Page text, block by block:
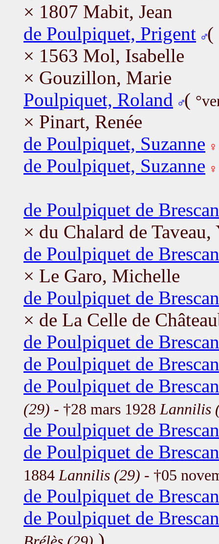
× 1807 Mabit, Jean
de Poulpiquet, Prigent (
× 1563 Mol, Isabelle
× Gouzillon, Marie
Poulpiquet, Roland
(
× Pinart, Renée
de Poulpiquet, Suzanne
de Poulpiquet, Suzanne
de Poulpiquet de
× du Chalard de Taveau,
de Poulpiquet de
× Le Garo, Michelle
de Poulpiquet de
× de La Celle de
de Poulpiquet de
de Poulpiquet de
de Poulpiquet de
(29) - †28 mars 1928 Lannilis
de Poulpiquet de
de Poulpiquet de
1884 Lannilis (29) - †05
de Poulpiquet de
de Poulpiquet de
)